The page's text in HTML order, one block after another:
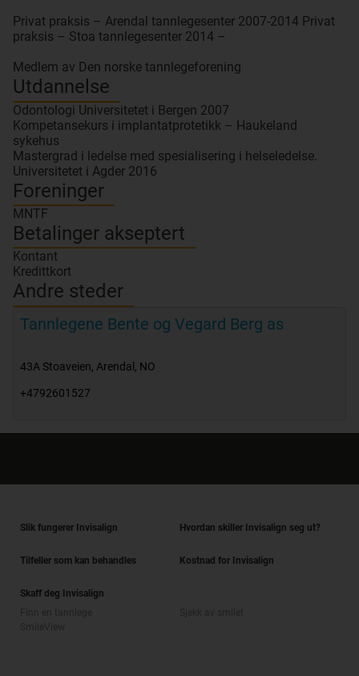
Privat praksis – Arendal tannlegesenter 2007-2014 Privat
praksis – Stoa tannlegesenter 2014 –
Medlem av Den norske tannlegeforening
Utdannelse
Odontologi Universitetet i Bergen 2007
Kompetansekurs i implantatprotetikk – Haukeland
sykehus
Mastergrad i ledelse med spesialisering i helseledelse.
Universitetet i Agder 2016
Foreninger
MNTF
Betalinger akseptert
Kontant
Kredittkort
Andre steder
Tannlegene Bente og Vegard Berg as
43A Stoaveien, Arendal , NO
+4792601527
Slik fungerer Invisalign Hvordan skiller Invisalign seg ut?
Tilfeller som kan behandles Kostnad for Invisalign
Skaff deg Invisalign